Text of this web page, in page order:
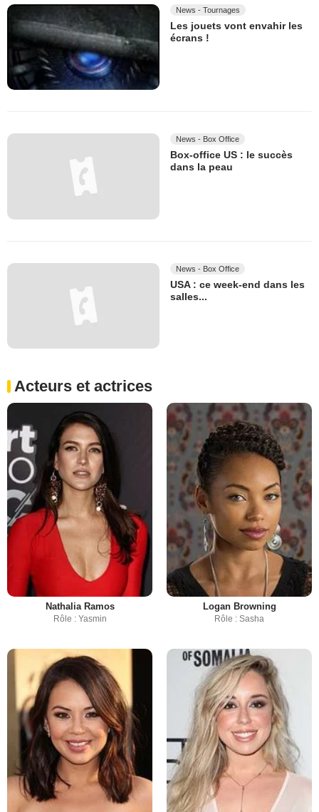
News - Tournages
Les jouets vont envahir les
écrans !
News - Box Office
Box-office US : le succès
dans la peau
News - Box Office
USA : ce week-end dans les
salles...
Acteurs et actrices
Nathalia Ramos
Rôle : Yasmin
Logan Browning
Rôle : Sasha